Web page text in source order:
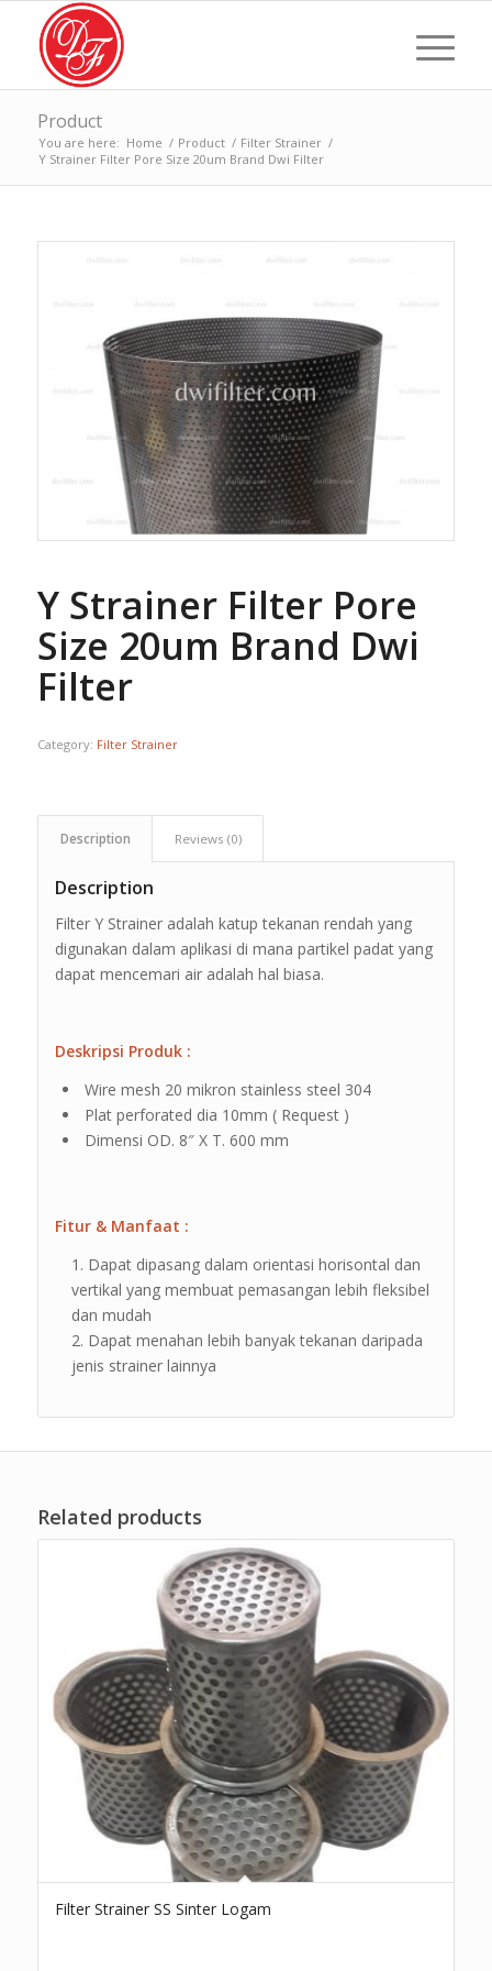
Product
You are here: Home / Product / Filter Strainer /
Y Strainer Filter Pore Size 20um Brand Dwi Filter
Y Strainer Filter Pore
Size 20um Brand Dwi
Filter
Category: Filter Strainer
Description Reviews (0)
Description
Filter Y Strainer adalah katup tekanan rendah yang
digunakan dalam aplikasi di mana partikel padat yang
dapat mencemari air adalah hal biasa.
Deskripsi Produk :
Wire mesh 20 mikron stainless steel 304
Plat perforated dia 10mm ( Request )
Dimensi OD. 8″ X T. 600 mm
Fitur & Manfaat :
Dapat dipasang dalam orientasi horisontal dan
vertikal yang membuat pemasangan lebih fleksibel
dan mudah
Dapat menahan lebih banyak tekanan daripada
jenis strainer lainnya
Related products
Filter Strainer SS Sinter Logam